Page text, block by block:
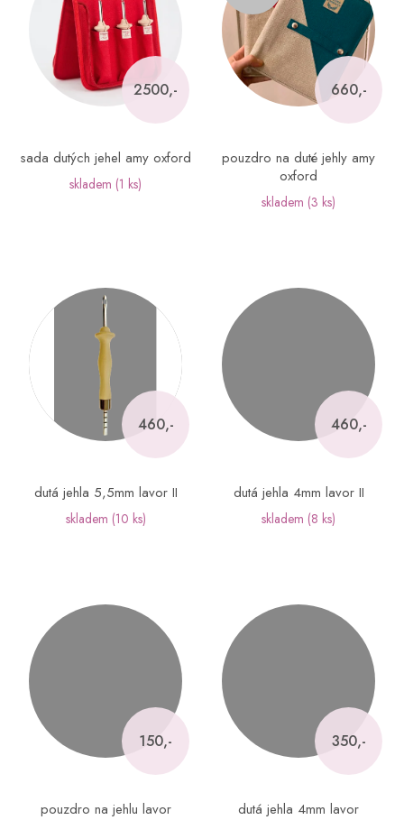
2500,-
sada dutých jehel amy oxford
skladem (1 ks)
660,-
pouzdro na duté jehly amy
oxford
skladem (3 ks)
460,-
dutá jehla 5,5mm lavor II
skladem (10 ks)
460,-
dutá jehla 4mm lavor II
skladem (8 ks)
150,-
pouzdro na jehlu lavor
350,-
dutá jehla 4mm lavor